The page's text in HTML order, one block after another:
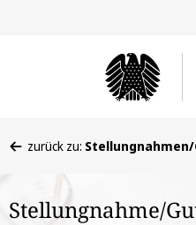
befinden
hier:
zurück zu:
Stellungnahme/